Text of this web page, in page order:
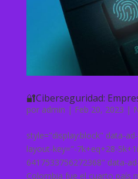
🔐Ciberseguridad:
por admin | Feb 20, 2023 |
style="display:block" data-
layout-key="-7k+eq+28-
6417533756272368" data-
Colombia fue el cuarto país